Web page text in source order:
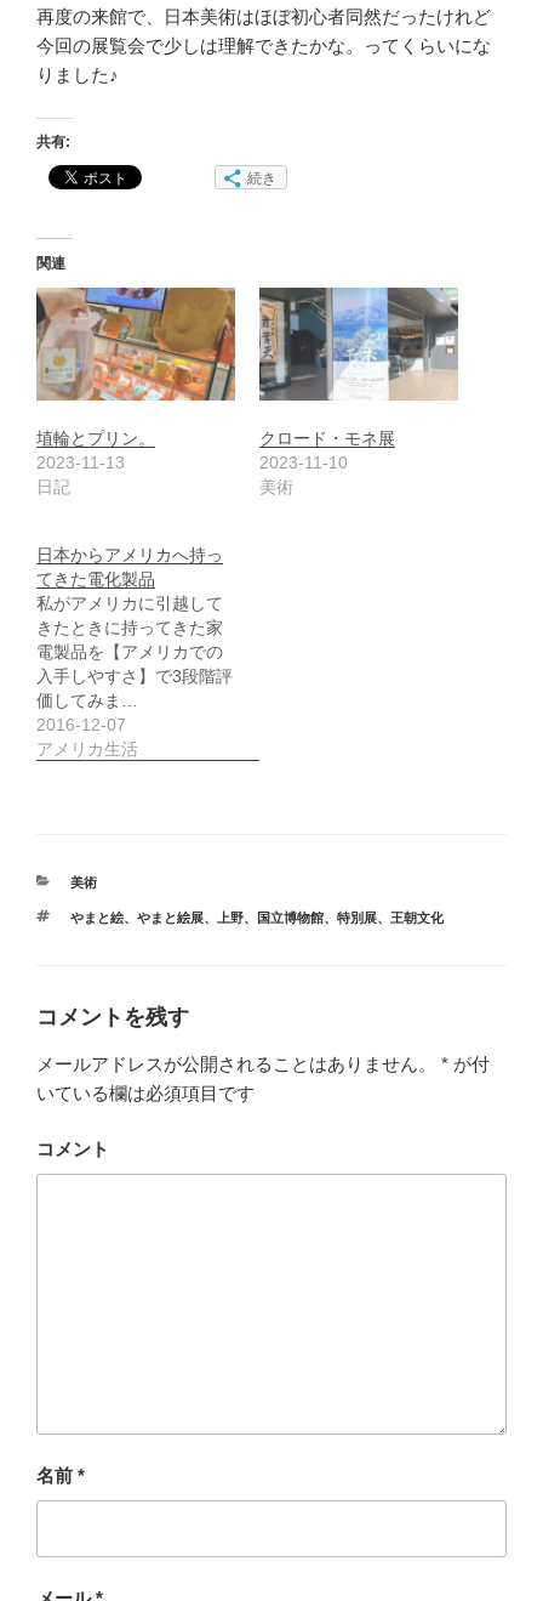
再度の来館で、日本美術はほぼ初心者同然だったけれど
今回の展覧会で少しは理解できたかな。ってくらいにな
りました♪
共有:
続き
関連
埴輪とプリン。
2023-11-13
日記
クロード・モネ展
2023-11-10
美術
日本からアメリカへ持っ
てきた電化製品
私がアメリカに引越して
きたときに持ってきた家
電製品を【アメリカでの
入手しやすさ】で3段階評
価してみま…
2016-12-07
アメリカ生活
カ
ゴ
美術
タ
やまと絵、 やまと絵展、 上野、 国立博物館、 特別展、 王朝文化
コメントを残す
メールアドレスが公開されることはありません。 * が付
いている欄は必須項目です
コメント
名前 *